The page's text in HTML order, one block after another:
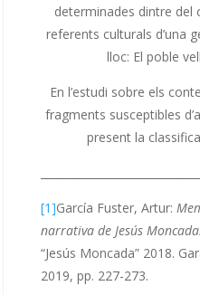
determinades dintre del
referents culturals d’una
lloc: El poble
En l’estudi sobre els
fragments susceptibles
present la
[1]García Fuster, Artur:
narrativa de Jesús Moncada.
“Jesús Moncada” 2018.
2019, pp. 227-273.